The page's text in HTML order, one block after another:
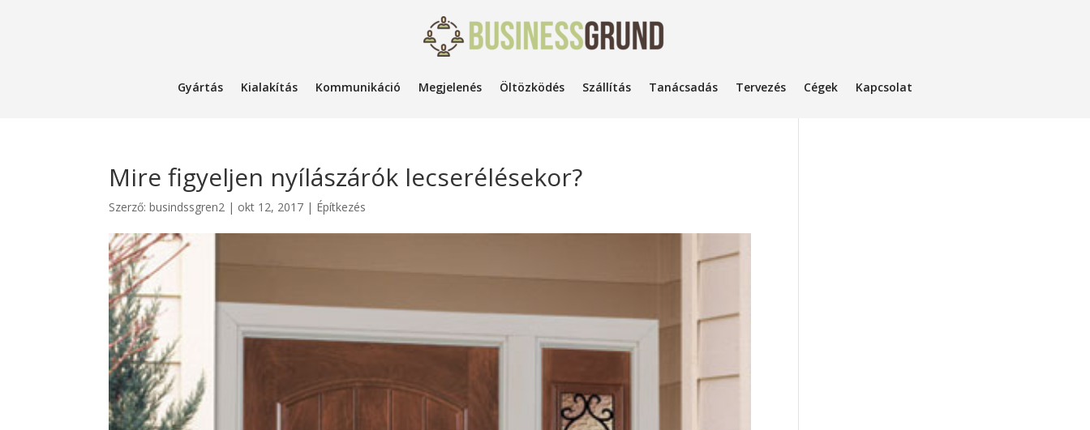
Gyártás Kialakítás Kommunikáció Megjelenés Öltözködés Szállítás Tanácsadás Tervezés Cégek Kapcsolat
Mire figyeljen nyílászárók lecserélésekor?
Szerző:busindssgren2 | okt 12, 2017 | Építkezés